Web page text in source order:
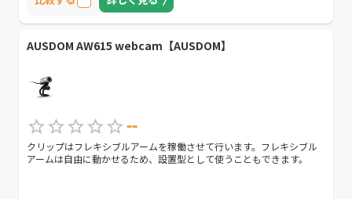
AUSDOM AW615 webcam【AUSDOM】
--
クリップはフレキシブルアームを稼働させて行います。フレキシブル
アームは自由に動かせるため、設置型として使うこともできます。